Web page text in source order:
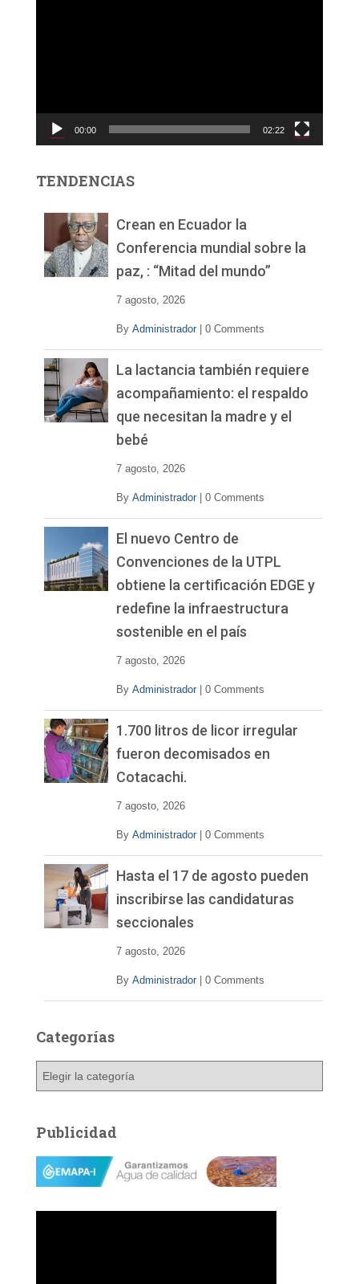
c
d
00:00 02:22
TENDENCIAS
Crean en Ecuador la
Conferencia mundial sobre la
paz, : “Mitad del mundo”
7 agosto, 2026
By Administrador 0 Comments
La lactancia también requiere
acompañamiento: el respaldo
que necesitan la madre y el
bebé
7 agosto, 2026
By Administrador 0 Comments
El nuevo Centro de
Convenciones de la UTPL
obtiene la certificación EDGE y
redefine la infraestructura
sostenible en el país
7 agosto, 2026
By Administrador 0 Comments
1.700 litros de licor irregular
fueron decomisados en
Cotacachi.
7 agosto, 2026
By Administrador 0 Comments
Hasta el 17 de agosto pueden
inscribirse las candidaturas
seccionales
7 agosto, 2026
By Administrador 0 Comments
Categorías
g
o
a
Publicidad